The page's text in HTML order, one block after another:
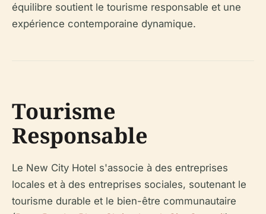
équilibre soutient le tourisme responsable et une
expérience contemporaine dynamique.
Tourisme
Responsable
Le New City Hotel s'associe à des entreprises
locales et à des entreprises sociales, soutenant le
tourisme durable et le bien-être communautaire